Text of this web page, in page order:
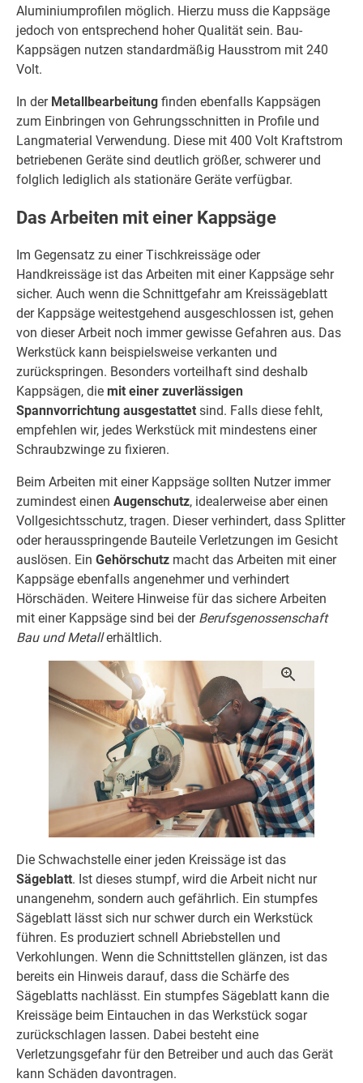
Aluminiumprofilen möglich. Hierzu muss die Kappsäge
jedoch von entsprechend hoher Qualität sein. Bau-
Kappsägen nutzen standardmäßig Hausstrom mit 240
Volt.
In der Metallbearbeitung finden ebenfalls Kappsägen
zum Einbringen von Gehrungsschnitten in Profile und
Langmaterial Verwendung. Diese mit 400 Volt Kraftstrom
betriebenen Geräte sind deutlich größer, schwerer und
folglich lediglich als stationäre Geräte verfügbar.
Das Arbeiten mit einer Kappsäge
Im Gegensatz zu einer Tischkreissäge oder
Handkreissäge ist das Arbeiten mit einer Kappsäge sehr
sicher. Auch wenn die Schnittgefahr am Kreissägeblatt
der Kappsäge weitestgehend ausgeschlossen ist, gehen
von dieser Arbeit noch immer gewisse Gefahren aus. Das
Werkstück kann beispielsweise verkanten und
zurückspringen. Besonders vorteilhaft sind deshalb
Kappsägen, die mit einer zuverlässigen
Spannvorrichtung ausgestattet sind. Falls diese fehlt,
empfehlen wir, jedes Werkstück mit mindestens einer
Schraubzwinge zu fixieren.
Beim Arbeiten mit einer Kappsäge sollten Nutzer immer
zumindest einen Augenschutz, idealerweise aber einen
Vollgesichtsschutz, tragen. Dieser verhindert, dass Splitter
oder herausspringende Bauteile Verletzungen im Gesicht
auslösen. Ein Gehörschutz macht das Arbeiten mit einer
Kappsäge ebenfalls angenehmer und verhindert
Hörschäden. Weitere Hinweise für das sichere Arbeiten
mit einer Kappsäge sind bei der Berufsgenossenschaft
Bau und Metallerhältlich.
Die Schwachstelle einer jeden Kreissäge ist das
Sägeblatt. Ist dieses stumpf, wird die Arbeit nicht nur
unangenehm, sondern auch gefährlich. Ein stumpfes
Sägeblatt lässt sich nur schwer durch ein Werkstück
führen. Es produziert schnell Abriebstellen und
Verkohlungen. Wenn die Schnittstellen glänzen, ist das
bereits ein Hinweis darauf, dass die Schärfe des
Sägeblatts nachlässt. Ein stumpfes Sägeblatt kann die
Kreissäge beim Eintauchen in das Werkstück sogar
zurückschlagen lassen. Dabei besteht eine
Verletzungsgefahr für den Betreiber und auch das Gerät
kann Schäden davontragen.